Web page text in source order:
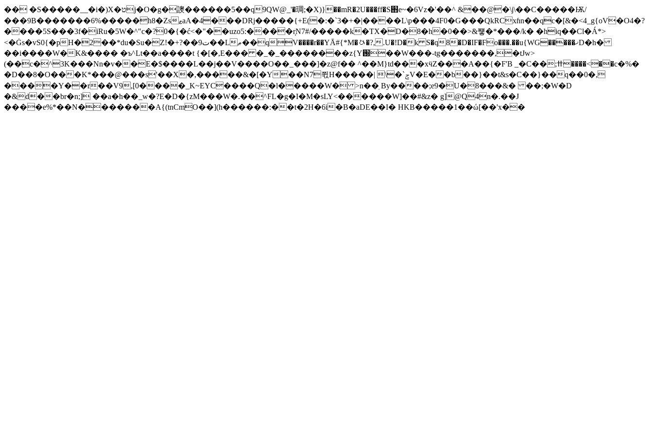
�� �S�����__�i�)X�טj�O�g�䜒������5��q9QW@_'�琱;�X)}��mR�2U���ff�S֋e~�6Vz�'��^ &��@�\j\��C�����Ѭ/
���9B�������6%�����h8�ZsޱaA�4���DRj�����{+E(�:�`3�+�|����L\p���4F0�G���QkRCxɦn��qc�[&�<4_g{oV�O4�?
����5S���3f�iRu�5W�^"c�?0�{�ć<�"��uzo5:����r̦N7#/�����k�TX�D�8�h�0��>&쩋�*���/k� �hiq��Cl�Á*>
<�Ġs�vS0{�pH�2��*du�Su�Z!�+?��ت9��Lޠ��qV����r��YĀ#{*M�ᳬ�?,.U�!D�k S�q8�D�IF�Fo���.��u{WG�����ޚD�h�
��i����W�K&���� �ъ^Lt��a����t {�[�,E��� �_�_��������z{Y֐��W���-tg�������,�tJw>
(��c�^3K���Nn�v��E�$����L��j��V����Ο��_���]�z@f�� ^��M}td���xӵZ���A��{�F'B _�C��;ߚ����<��c�%�
�D��8�O���K*���@���s'��X�,�����&�[�Y��N7쮟H�����| \�`ݮV�E��b��}��t&s�C��}��q��0�,
����Y��r��V9,[0����_K~EYC����Q�l�����W� >n��ֽ By����;e9�U�8���&� ��;�W�D
�&d��br�n;] ��a�h��_w�?E�D�{zM���W�.��^FL�g�I�M�sLY<������W]��#&z� g]@Q4n�.��J
����e%*��N�������A{(tnCmO��](h������:��t�2H�6i�B�aDE��I� HKB�����1��ώ[��'x��